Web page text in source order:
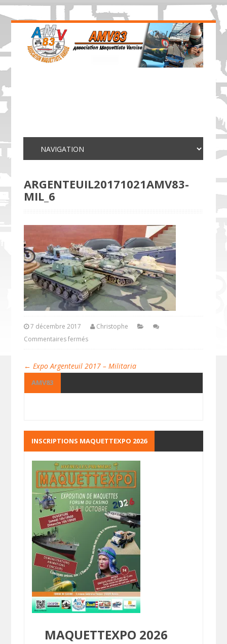
ARGENTEUIL20171021AMV83-
MIL_6
7 décembre 2017
Christophe
Commentaires fermés
← Expo Argenteuil 2017 – Militaria
AMV83
INSCRIPTIONS MAQUETTEXPO 2026
MAQUETTEXPO 2026